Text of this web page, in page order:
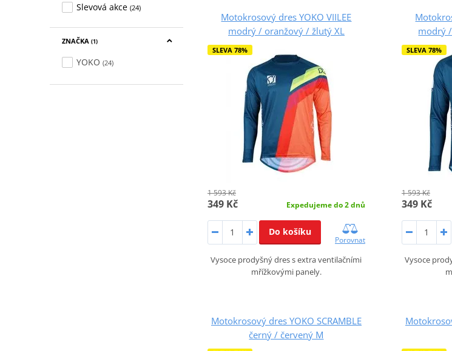
Slevová akce (24)
ZNAČKA (1)
YOKO (24)
Motokrosový dres YOKO VIILEE
modrý / oranžový / žlutý XL
SLEVA 78%
1 593 Kč
349 Kč Expedujeme do 2 dnů
Do košíku
Porovnat
Vysoce prodyšný dres s extra ventilačními
mřížkovými panely.
modrý
SLEVA 78%
1 593 Kč
349 Kč
Vysoce
Motokrosový dres YOKO SCRAMBLE
černý / červený M